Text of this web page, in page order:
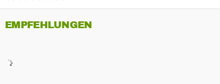
EMPFEHLUNGEN